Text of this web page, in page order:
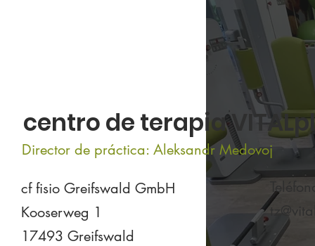
centro de terapia
Director de práctica: Aleksandr Medovoj
cf fisio Greifswald GmbH
Kooserweg 1
17493 Greifswald